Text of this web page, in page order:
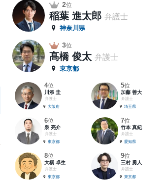
2位
稲葉 進太郎 弁護士
神奈川県
3位
髙橋 俊太 弁護士
東京都
4位
川添 圭
弁護士
大阪府
5位
加藤 善大
弁護士
埼玉県
6位
泉 亮介
弁護士
東京都
7位
竹本 真紀
弁護士
愛知県
8位
大橋 卓生
弁護士
東京都
9位
三村 勇人
弁護士
東京都